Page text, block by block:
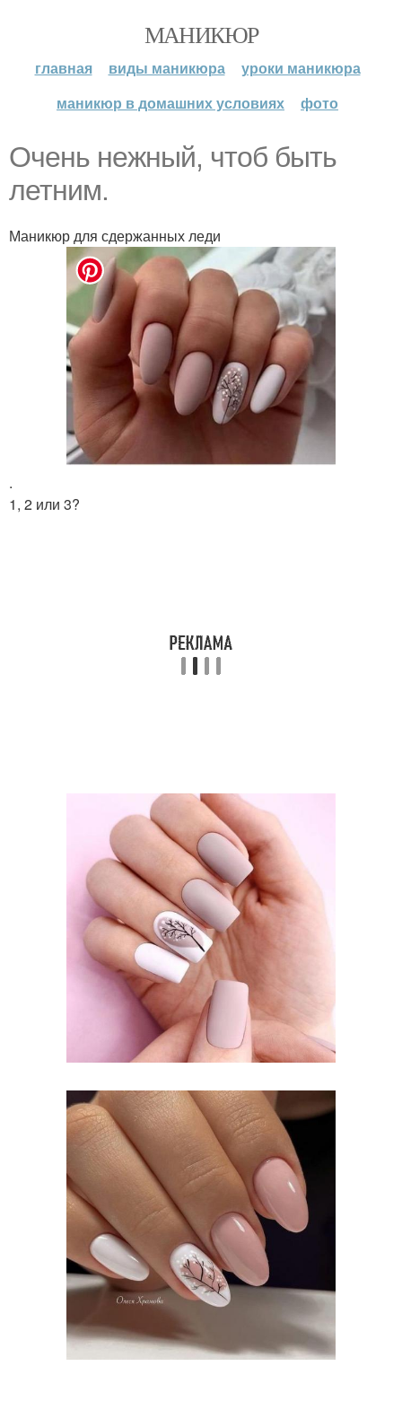
МАНИКЮР
главная виды маникюра
уроки маникюра
маникюр в домашних условиях
фото
Очень нежный, чтоб быть
летним.
Маникюр для сдержанных леди
.
1, 2 или 3?